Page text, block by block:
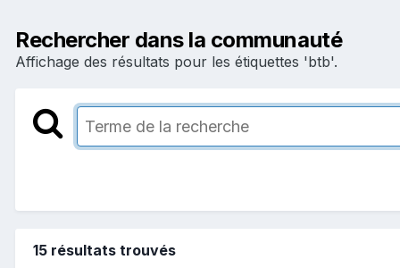
Rechercher dans la communauté
Affichage des résultats pour les étiquettes 'btb'.
15 résultats trouvés